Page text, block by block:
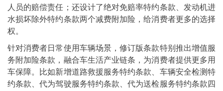
人员的赔偿责任；还设计了绝对免赔率特约条款、发动机进
水损坏除外特约条款两个减费附加险，给消费者更多的选择
权。
针对消费者日常使用车辆场景，修订版条款特别推出增值服
务附加险条款，融合车生活产业链条，为消费者提供更多用
车保障。比如新增道路救援服务特约条款、车辆安全检测特
约条款、代为驾驶服务特约条款、代为送检服务特约条款四